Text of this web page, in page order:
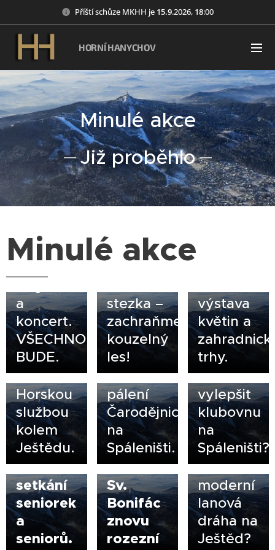
Příští schůze MKHH je 15.9.2026, 18:00
HORNÍ HANYCHOV
Minulé akce
Již proběhlo
Minulé akce
a
koncert.
VŠECHNO
BUDE.
stezka –
zachraňme
kouzelný
les!
výstava
květin a
trhy.
01.05.2026
S
Horskou
službou
kolem
Ještědu.
30.04.2026
Tradiční
pálení
Čarodějnic
na
Spáleništi.
11.04.2026
VOLÁME
Pomůžete
vylepšit
klubovnu
na
Spáleništi?
02.04.2026
Sousedské
setkání
seniorek
a
seniorů.
01.03.2026
Ať se
Sv.
Bonifác
znovu
rozezní 🔔
24.02.2026
UFO,
nebo
moderní
lanová
dráha na
Ještěd?